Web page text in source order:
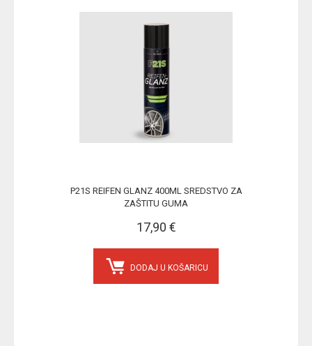
P21S REIFEN GLANZ 400ML SREDSTVO ZA
ZAŠTITU GUMA
17,90 €
DODAJ U KOŠARICU